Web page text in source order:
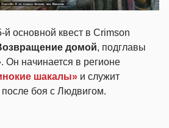
основной квест в Crimson
домой, подглавы
. Он начинается в регионе
шакалы» и служит
боя с Людвигом.